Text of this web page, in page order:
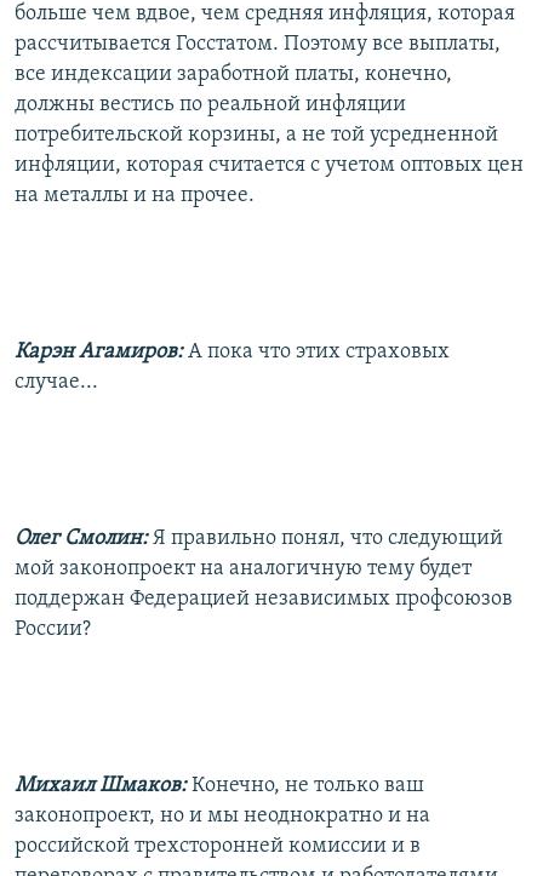
больше чем вдвое, чем средняя инфляция, которая
рассчитывается Госстатом. Поэтому все выплаты,
все индексации заработной платы, конечно,
должны вестись по реальной инфляции
потребительской корзины, а не той усредненной
инфляции, которая считается с учетом оптовых цен
на металлы и на прочее.
Карэн Агамиров:А пока что этих страховых
случае...
Олег Смолин: Я правильно понял, что следующий
мой законопроект на аналогичную тему будет
поддержан Федерацией независимых профсоюзов
России?
Михаил Шмаков:Конечно, не только ваш
законопроект, но и мы неоднократно и на
российской трехсторонней комиссии и в